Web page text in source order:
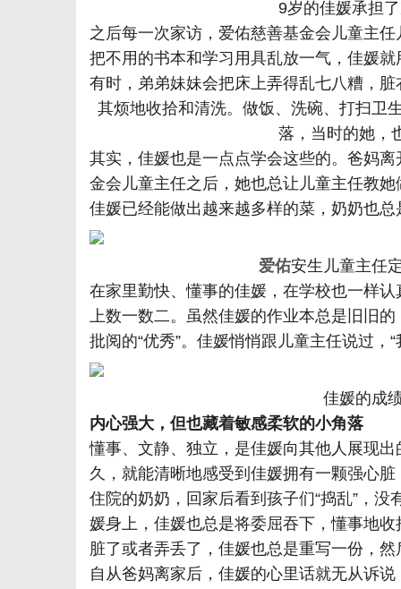
9岁的佳媛承担
之后每一次家访，爱佑慈善基金会儿童主
把不用的书本和学习用具乱放一气，佳媛
有时，弟弟妹妹会把床上弄得乱七八糟，
其烦地收拾和清洗。做饭、洗碗、打扫卫
落，当时的她，
其实，佳媛也是一点点学会这些的。爸妈
金会儿童主任之后，她也总让儿童主任教
佳媛已经能做出越来越多样的菜，奶奶也
爱佑安生儿童主任
在家里勤快、懂事的佳媛，在学校也一样
上数一数二。虽然佳媛的作业本总是旧旧
批阅的“优秀”。佳媛悄悄跟儿童主任说过，
佳媛的成
内心强大，但也藏着敏感柔软的小角落
懂事、文静、独立，是佳媛向其他人展现
久，就能清晰地感受到佳媛拥有一颗强心
住院的奶奶，回家后看到孩子们“捣乱”，
媛身上，佳媛也总是将委屈吞下，懂事地
脏了或者弄丢了，佳媛也总是重写一份，
自从爸妈离家后，佳媛的心里话就无从诉